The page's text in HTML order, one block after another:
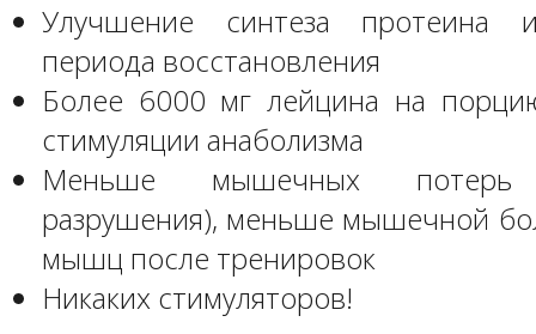
Улучшение синтеза протеина
периода восстановления
Более 6000 мг лейцина на
стимуляции анаболизма
Меньше мышечных потерь
разрушения), меньше мышечной
мышц после тренировок
Никаких стимуляторов!